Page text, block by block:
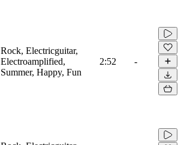
Rock, Electricguitar,
Electroamplified,
Summer, Happy, Fun
2:52 -